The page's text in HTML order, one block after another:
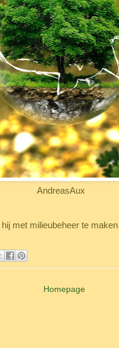
AndreasAux
met milieubeheer te
Homepage